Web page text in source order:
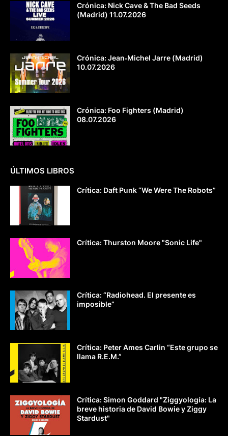
Crónica: Nick Cave & The Bad Seeds
(Madrid) 11.07.2026
Crónica: Jean‐Michel Jarre (Madrid)
10.07.2026
Crónica: Foo Fighters (Madrid)
08.07.2026
ÚLTIMOS LIBROS
Crítica: Daft Punk “We Were The Robots”
Crítica: Thurston Moore "Sonic Life"
Crítica: “Radiohead. El presente es
imposible”
Crítica: Peter Ames Carlin “Este grupo se
llama R.E.M.”
Crítica: Simon Goddard "Ziggyología: La
breve historia de David Bowie y Ziggy
Stardust"